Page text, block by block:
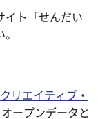
イト「せんだい
クリエイティブ・
ープンデータと